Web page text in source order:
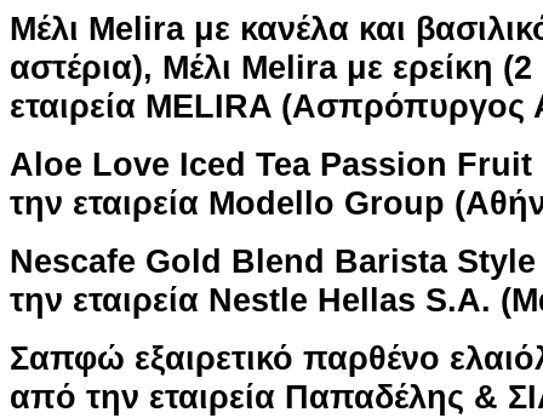
Μέλι Melira με κανέλα και
αστέρια), Μέλι Melira με ερείκη
εταιρεία MELIRA (Ασπρόπυργος
Aloe Love Iced Tea Passion Fruit
την εταιρεία Modello Group
Nescafe Gold Blend Barista Style
την εταιρεία Nestle Hellas S.A.
Σαπφώ εξαιρετικό παρθένο
από την εταιρεία Παπαδέλης &